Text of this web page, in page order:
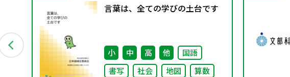
言葉は、全ての学びの土台です
小 中 高 他
国語
書写
社会 地図
算数